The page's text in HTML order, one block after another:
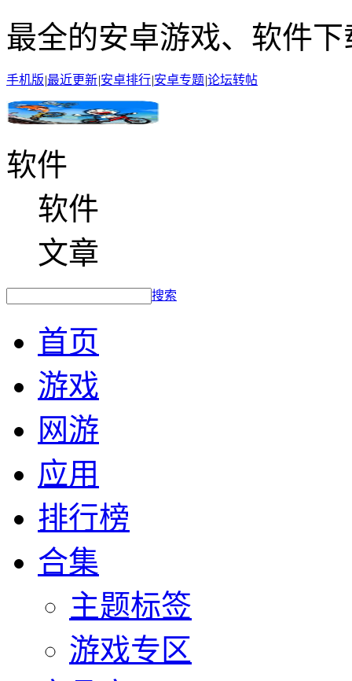
最全的安卓游戏、软件下
手机版|最近更新|安卓排行|安卓专题|论坛转帖
软件
软件
文章
搜索
首页
游戏
网游
应用
排行榜
合集
主题标签
游戏专区